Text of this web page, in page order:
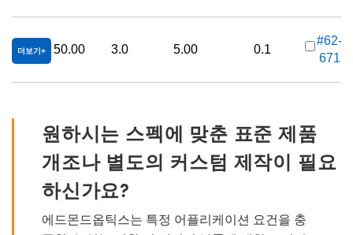
더보기 50.00 3.0 5.00 0.1
#62-
671
원하시는 스펙에 맞춘 표준 제품
개조나 별도의 커스텀 제작이 필요
하신가요?
에드몬드옵틱스는 특정 어플리케이션 요건을 충